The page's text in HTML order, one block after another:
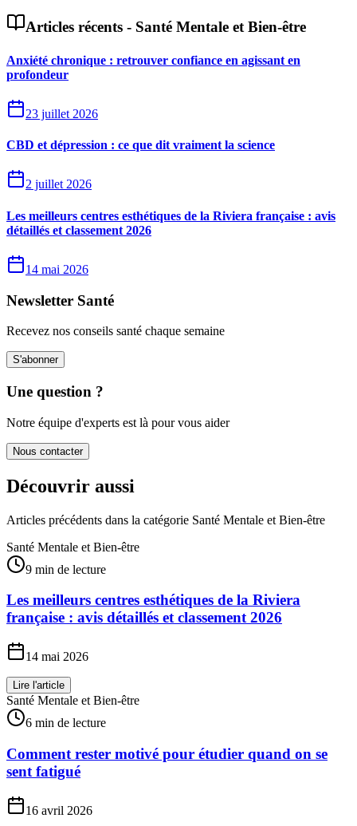
Articles récents - Santé Mentale et Bien-être
Anxiété chronique : retrouver confiance en agissant en
profondeur
23 juillet 2026
CBD et dépression : ce que dit vraiment la science
2 juillet 2026
Les meilleurs centres esthétiques de la Riviera française : avis
détaillés et classement 2026
14 mai 2026
Newsletter Santé
Recevez nos conseils santé chaque semaine
S'abonner
Une question ?
Notre équipe d'experts est là pour vous aider
Nous contacter
Découvrir aussi
Articles précédents dans la catégorie Santé Mentale et Bien-être
Santé Mentale et Bien-être
9 min de lecture
Les meilleurs centres esthétiques de la Riviera
française : avis détaillés et classement 2026
14 mai 2026
Lire l'article
Santé Mentale et Bien-être
6 min de lecture
Comment rester motivé pour étudier quand on se
sent fatigué
16 avril 2026